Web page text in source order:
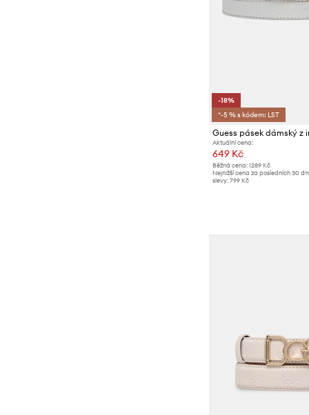
-18%
*-5 % s kódem: LST
Guess pásek dámský z
Aktuální cena:
649 Kč
Běžná cena: 1289 Kč
Nejnižší cena za posledních 30
slevy: 799 Kč